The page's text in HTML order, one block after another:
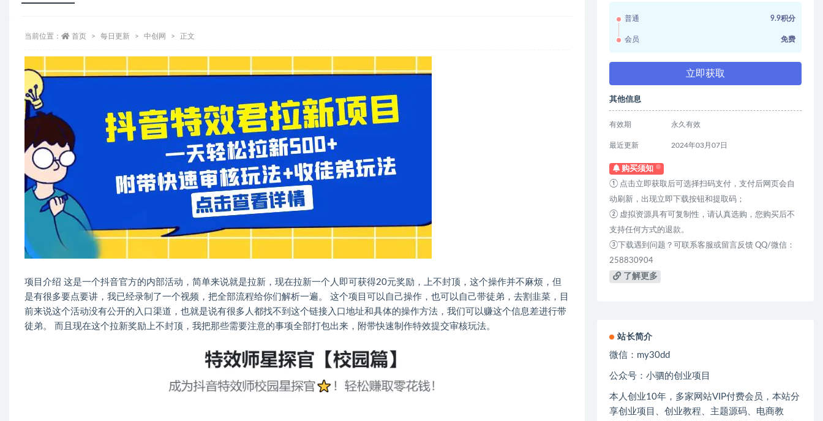
当前位置： 首页 每日更新 中创网 正文
项目介绍 这是一个抖音官方的内部活动，简单来说就是拉新，现在拉新一个人即可获得20元奖励，上不封顶，这个操作并不麻烦，但
是有很多要点要讲，我已经录制了一个视频，把全部流程给你们解析一遍。 这个项目可以自己操作，也可以自己带徒弟，去割韭菜，目
前来说这个活动没有公开的入口渠道，也就是说有很多人都找不到这个链接入口地址和具体的操作方法，我们可以赚这个信息差进行带
徒弟。 而且现在这个拉新奖励上不封顶，我把那些需要注意的事项全部打包出来，附带快速制作特效提交审核玩法。
普通 9.9积分
会员 免费
立即获取
其他信息
有效期 永久有效
最近更新 2024年03月07日
购买须知
① 点击立即获取后可选择扫码支付，支付后网页会自
动刷新，出现立即下载按钮和提取码；
② 虚拟资源具有可复制性，请认真选购，您购买后不
支持任何方式的退款。
③下载遇到问题？可联系客服或留言反馈 QQ/微信：
258830904
了解更多
站长简介
微信： my30dd
公众号：小驷的创业项目
本人创业10年，多家网站VIP付费会员，本站分
享创业项目、创业教程、主题源码、电商教